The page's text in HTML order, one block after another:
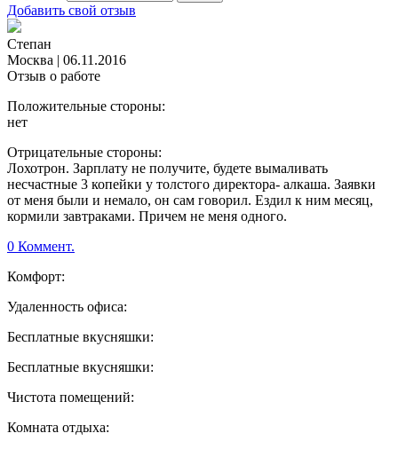
Добавить свой отзыв
Степан
Москва | 06.11.2016
Отзыв о работе
Положительные стороны:
нет
Отрицательные стороны:
Лохотрон. Зарплату не получите, будете вымаливать
несчастные 3 копейки у толстого директора- алкаша. Заявки
от меня были и немало, он сам говорил. Ездил к ним месяц,
кормили завтраками. Причем не меня одного.
0 Коммент.
Комфорт:
Удаленность офиса:
Бесплатные вкусняшки:
Бесплатные вкусняшки:
Чистота помещений:
Комната отдыха: